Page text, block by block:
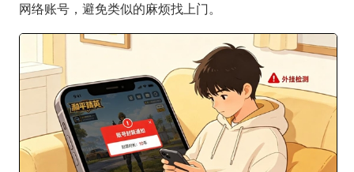
网络账号，避免类似的麻烦找上门。